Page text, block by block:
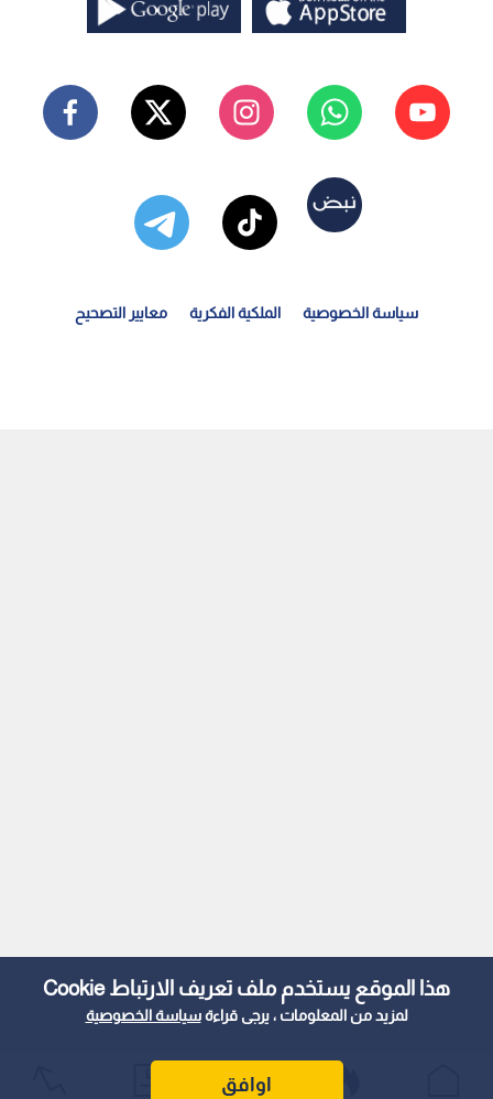
هذا الموقع يستخدم ملف تعريف الارتباط Cookie
لمزيد من المعلومات ، يرجى قراءةسياسة الخصوصية
اوافق
سياسة الخصوصية الملكية الفكرية معايير التصحيح